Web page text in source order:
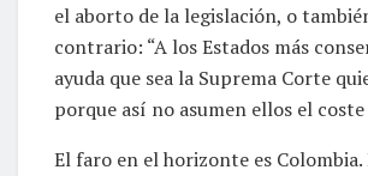
el aborto de la legislación, o
contrario: “A los Estados más
ayuda que sea la Suprema Corte
porque así no asumen ellos el
El faro en el horizonte es Colombia.